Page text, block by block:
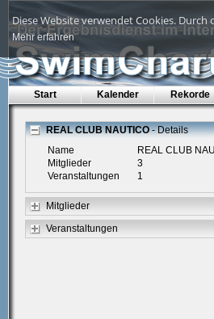
Diese Website verwendet Cookies.
Mehr erfahren
Start Kalender Rekorde
REAL CLUB NAUTICO- Details
Name
REAL CLUB
Mitglieder
3
Veranstaltungen
1
Mitglieder
Veranstaltungen